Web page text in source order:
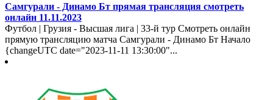
Самгурали - Динамо Бт прямая трансляция смотреть
онлайн 11.11.2023
Футбол | Грузия - Высшая лига | 33-й тур Смотреть онлайн
прямую трансляцию матча Самгурали - Динамо Бт Начало
{changeUTC date="2023-11-11 13:30:00"...